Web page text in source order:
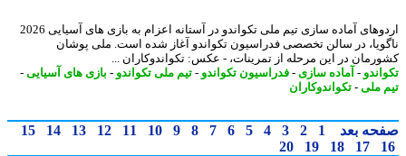
اردوهای آماده سازی تیم ملی تکواندو در آستانه اعزام به بازی های آسیایی 2026
در سالن تخصصی فدراسیون تکواندو آغاز شده است. ملی پوشان
در این مرحله از تمرینات، - عکس: تکواندوکاران ...
-آماده سازی- فدراسیون تکواندو-تیم ملی تکواندو-بازی های آسیایی-
ملی -تکواندوکاران
بعد 1
2
3
4
5
6
7
8
9
10
11
12
13
14
15
17
18
19
20